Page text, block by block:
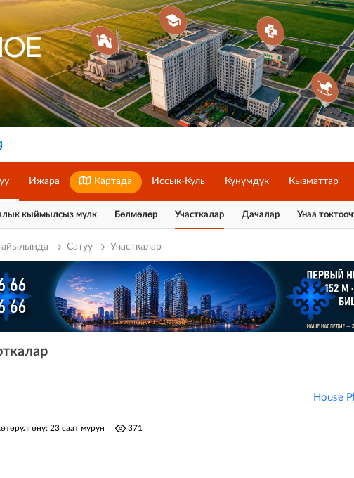
Ижара Картада Иссык-Куль Күнүмдүк Кызматтар
кыймылсыз мүлк Бөлмөлөр Участкалар Дачалар Унаа
Сатуу Участкалар
House
23 саат мурун 371